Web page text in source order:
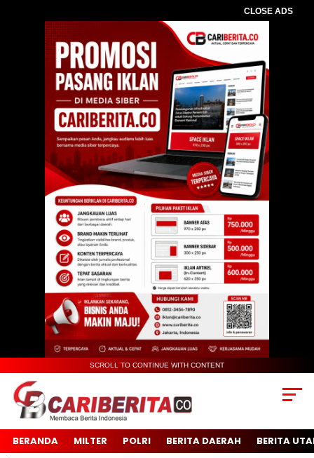
CLOSE ADS
SCROLL TO CONTINUE WITH CONTENT
BERANDA MILTER POLRI BERITA DAERAH BERITA